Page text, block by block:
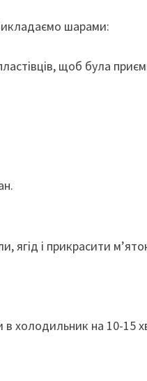
шарами:
щоб була
ягід і прикрасити
холодильник на 10-15